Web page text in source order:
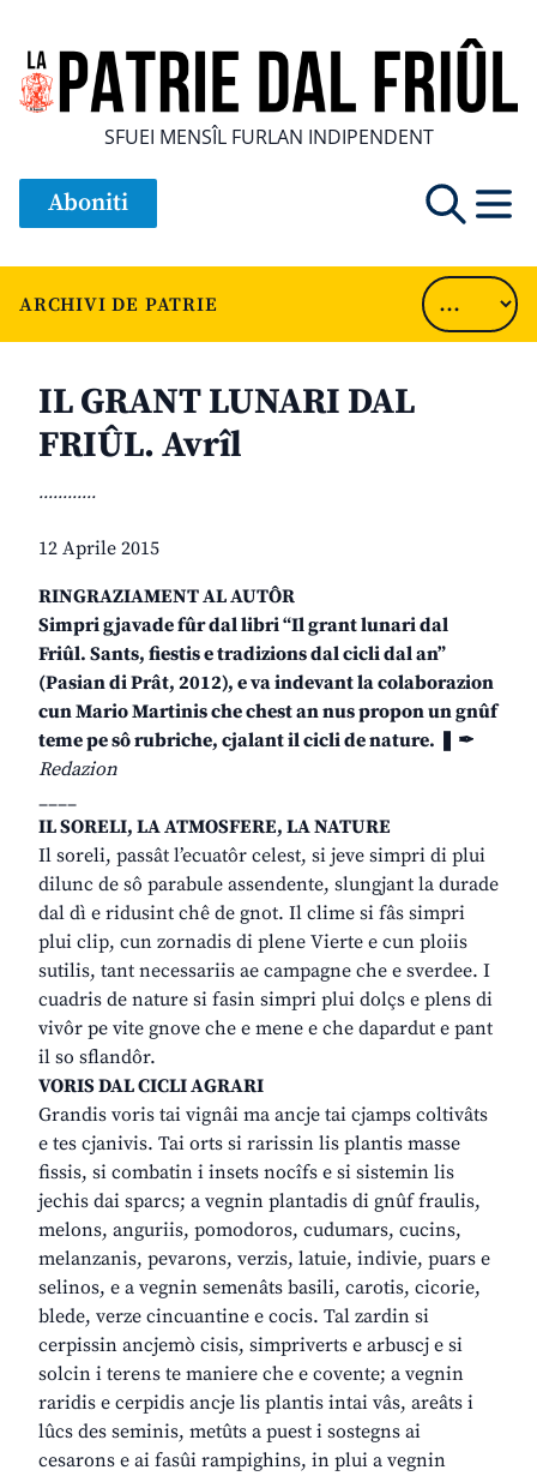
SFUEI MENSÎL FURLAN INDIPENDENT
Aboniti
ARCHIVI DE PATRIE
IL GRANT LUNARI DAL
FRIÛL. Avrîl
............
12 Aprile 2015
RINGRAZIAMENT AL AUTÔR
Simpri gjavade fûr dal libri “Il grant lunari dal
Friûl. Sants, fiestis e tradizions dal cicli dal an”
(Pasian di Prât, 2012), e va indevant la colaborazion
cun Mario Martinis che chest an nus propon un gnûf
teme pe sô rubriche, cjalant il cicli de nature. ❚ ✒
Redazion
____
IL SORELI, LA ATMOSFERE, LA NATURE
Il soreli, passât l’ecuatôr celest, si jeve simpri di plui
dilunc de sô parabule assendente, slungjant la durade
dal dì e ridusint chê de gnot. Il clime si fâs simpri
plui clip, cun zornadis di plene Vierte e cun ploiis
sutilis, tant necessariis ae campagne che e sverdee. I
cuadris de nature si fasin simpri plui dolçs e plens di
vivôr pe vite gnove che e mene e che dapardut e pant
il so sflandôr.
VORIS DAL CICLI AGRARI
Grandis voris tai vignâi ma ancje tai cjamps coltivâts
e tes cjanivis. Tai orts si rarissin lis plantis masse
fissis, si combatin i insets nocîfs e si sistemin lis
jechis dai sparcs; a vegnin plantadis di gnûf fraulis,
melons, anguriis, pomodoros, cudumars, cucins,
melanzanis, pevarons, verzis, latuie, indivie, puars e
selinos, e a vegnin semenâts basili, carotis, cicorie,
blede, verze cincuantine e cocis. Tal zardin si
cerpissin ancjemò cisis, simpriverts e arbuscj e si
solcin i terens te maniere che e covente; a vegnin
raridis e cerpidis ancje lis plantis intai vâs, areâts i
lûcs des seminis, metûts a puest i sostegns ai
cesarons e ai fasûi rampighins, in plui a vegnin